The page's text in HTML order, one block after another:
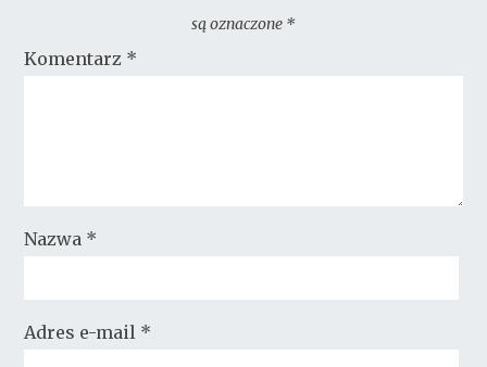
są oznaczone *
Komentarz *
Nazwa *
Adres e-mail *